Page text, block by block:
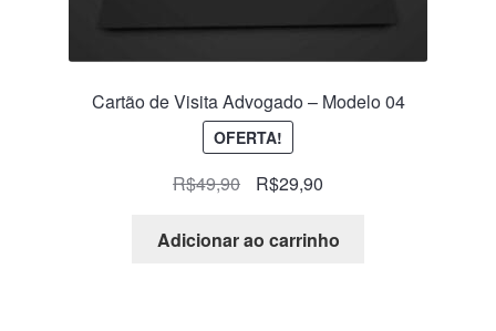
Cartão de Visita Advogado – Modelo 04
OFERTA!
R$49,90 R$29,90
Adicionar ao carrinho